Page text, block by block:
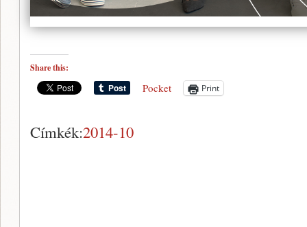
Share this:
Pocket Print
Címkék:2014-10